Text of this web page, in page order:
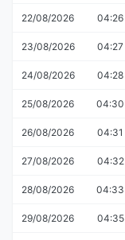
22/08/2026 04:26
23/08/2026 04:27
24/08/2026 04:28
25/08/2026 04:30
26/08/2026 04:31
27/08/2026 04:32
28/08/2026 04:33
29/08/2026 04:35